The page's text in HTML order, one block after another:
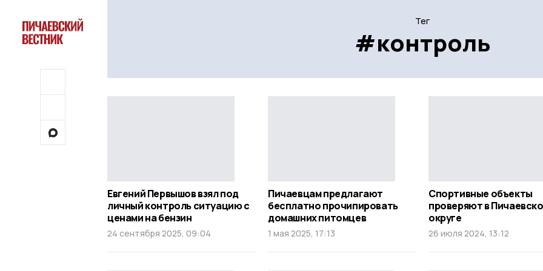
Тег
#контроль
Евгений Первышов взял под
личный контроль ситуацию с
ценами на бензин
24 сентября 2025, 09:04
Пичаевцам предлагают
бесплатно прочипировать
домашних питомцев
1 мая 2025, 17:13
Спортивные объекты
проверяют в
округе
26 июля 2024, 13:12